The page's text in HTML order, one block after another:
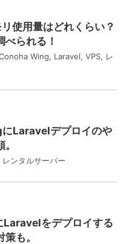
使用量はどれくらい？
られる！
Wing, Laravel, VPS, レ
Laravelデプロイのや
レンタルサーバー
をデプロイする
も。